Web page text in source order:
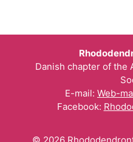
Danish chapter of the
E-mail: Web-
Facebook: